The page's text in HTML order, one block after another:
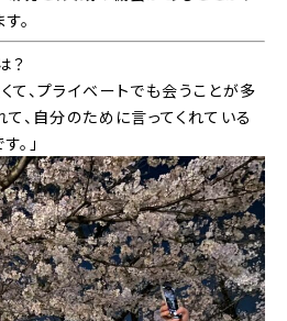
。
？
て、プライベートでも会うことが多
て、自分のために言ってくれている
。」